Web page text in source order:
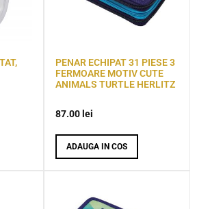
PENAR ECHIPAT 31 PIESE 3
FERMOARE MOTIV CUTE
ANIMALS TURTLE HERLITZ
87.00 lei
ADAUGA IN COS